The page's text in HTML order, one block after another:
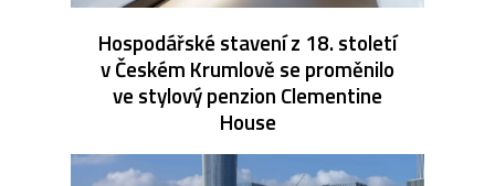
Hospodářské stavení z 18. století
v Českém Krumlově se proměnilo
ve stylový penzion Clementine
House